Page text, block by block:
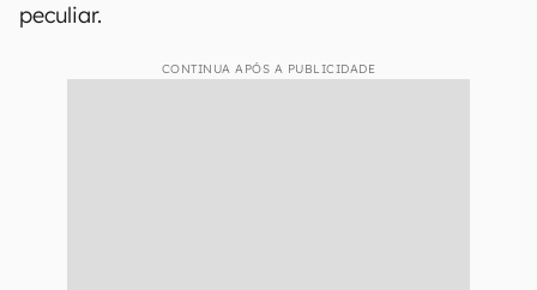
peculiar.
CONTINUA APÓS A PUBLICIDADE